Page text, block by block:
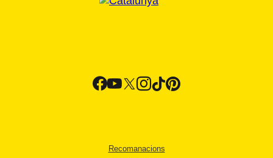
Recomanacions